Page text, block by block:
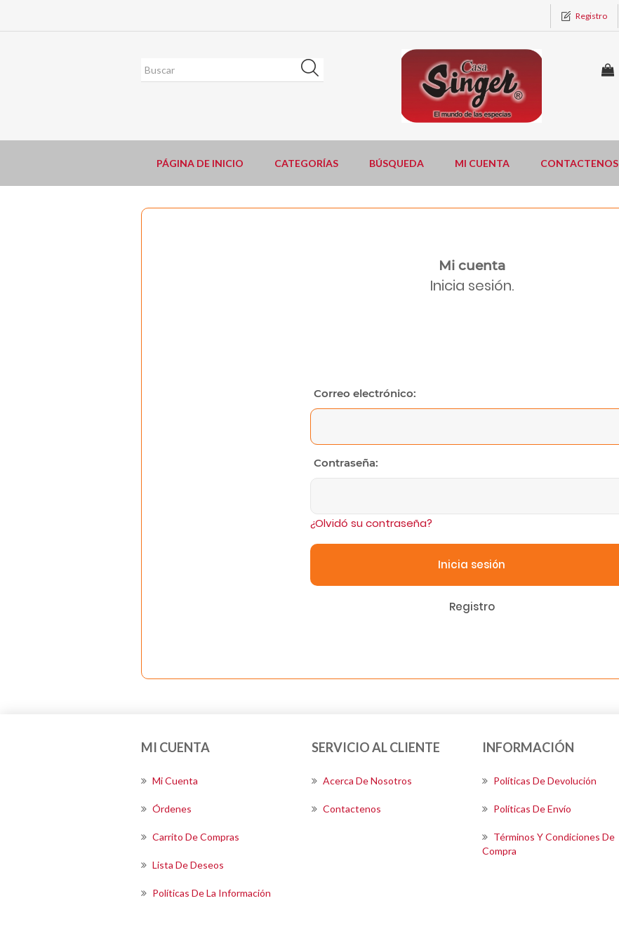
Registro
PÁGINA DE INICIO CATEGORÍAS BÚSQUEDA MI CUENTA CONTACTENOS
Mi cuenta
Inicia sesión.
Correo electrónico:
Contraseña:
¿Olvidó su contraseña?
Inicia sesión
Registro
MI CUENTA
Mi Cuenta
Órdenes
Carrito De Compras
Lista De Deseos
Políticas De La Información
SERVICIO AL CLIENTE
Acerca De Nosotros
Contactenos
INFORMACIÓN
Políticas De Devolución
Políticas De Envío
Términos Y Condiciones De
Compra